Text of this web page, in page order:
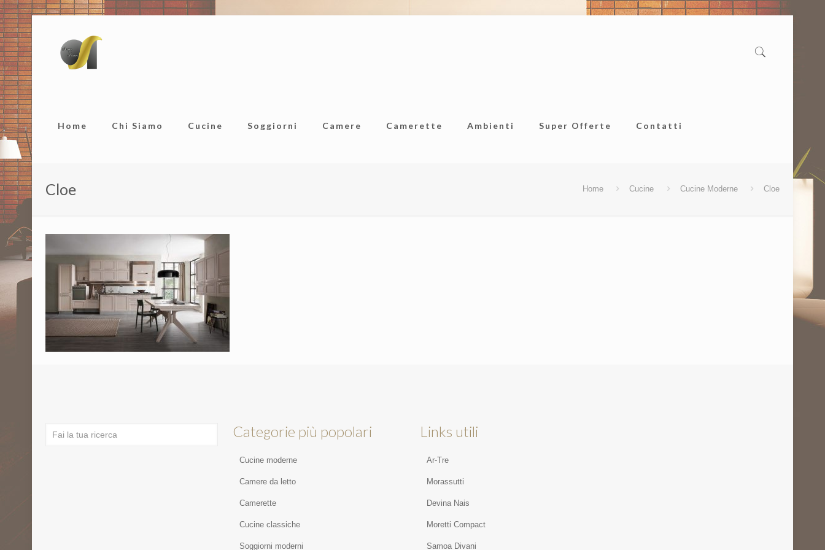
Home Chi Siamo Cucine Soggiorni Camere Camerette Ambienti Super Offerte Contatti
Cloe Home Cucine Cucine Moderne Cloe
Categorie più popolari
Cucine moderne
Camere da letto
Camerette
Cucine classiche
Soggiorni moderni
Links utili
Ar-Tre
Morassutti
Devina Nais
Moretti Compact
Samoa Divani